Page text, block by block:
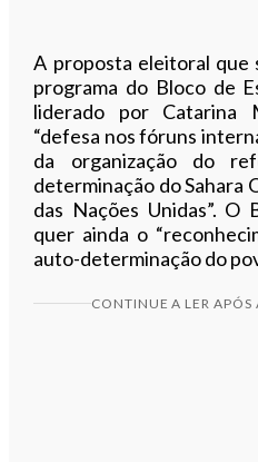
A proposta eleitoral que
programa do Bloco de
liderado por Catarina
“defesa nos fóruns
da organização do
determinação do Sahara
das Nações Unidas”. O
quer ainda o
auto-determinação do
CONTINUE A LER APÓS